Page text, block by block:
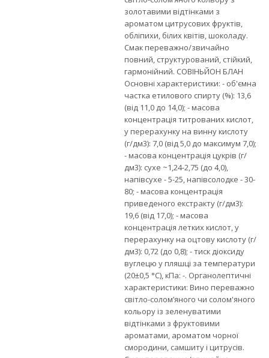
золотавими відтінками з
ароматом цитрусових фруктів,
обліпихи, білих квітів, шоколаду.
Смак переважно/звичайно
повний, структурований, стійкий,
гармонійний. СОВІНЬЙОН БЛАН
Основні характеристики: - об'ємна
частка етилового спирту (%): 13,6
(від 11,0 до 14,0); - масова
концентрація титрованих кислот,
у перерахунку на винну кислоту
(г/дм3): 7,0 (від 5,0 до максимум 7,0);
- масова концентрація цукрів (г/
дм3): сухе ~1,24-2,75 (до 4,0),
напівсухе - 5-25, напівсолодке - 30-
80; - масова концентрація
приведеного екстракту (г/дм3):
19,6 (від 17,0); - масова
концентрація летких кислот, у
перерахунку на оцтову кислоту (г/
дм3): 0,72 (до 0,8); - тиск діоксиду
вуглецю у пляшці за температури
(20±0,5 °С), кПа: -. Органолептичні
характеристики: Вино переважно
світло-солом’яного чи солом'яного
кольору із зеленуватими
відтінками з фруктовими
ароматами, ароматом чорної
смородини, самшиту і цитрусів.